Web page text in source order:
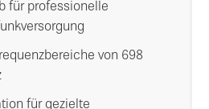
für professionelle
von 698
für gezielte